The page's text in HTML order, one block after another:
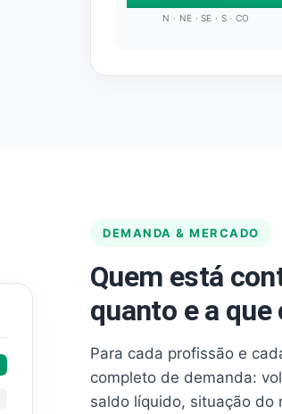
N · NE · SE · S · CO
DEMANDA & MERCADO
Quem está
quanto e a
Para cada profissão e
completo de demanda:
saldo líquido, situação do